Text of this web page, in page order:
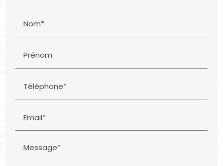
Nom*
Prénom
Téléphone*
Email*
Message*